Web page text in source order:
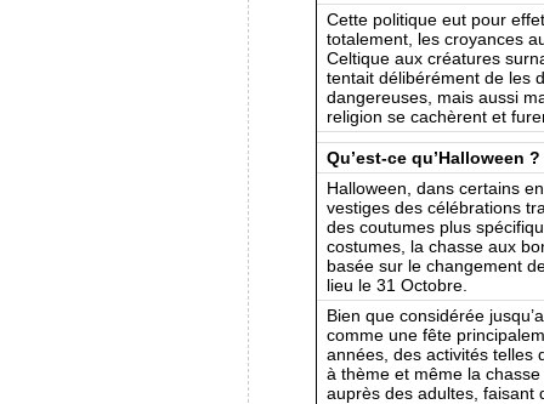
Cette politique eut pour
totalement, les croyances
Celtique aux créatures
tentait délibérément de les
dangereuses, mais aussi
religion se cachèrent et
Qu’est-ce qu’Halloween ?
Halloween, dans certains
vestiges des célébrations
des coutumes plus
costumes, la chasse aux
basée sur le changement
lieu le 31 Octobre.
Bien que considérée
comme une fête
années, des activités telles
à thème et même la
auprès des adultes, faisant